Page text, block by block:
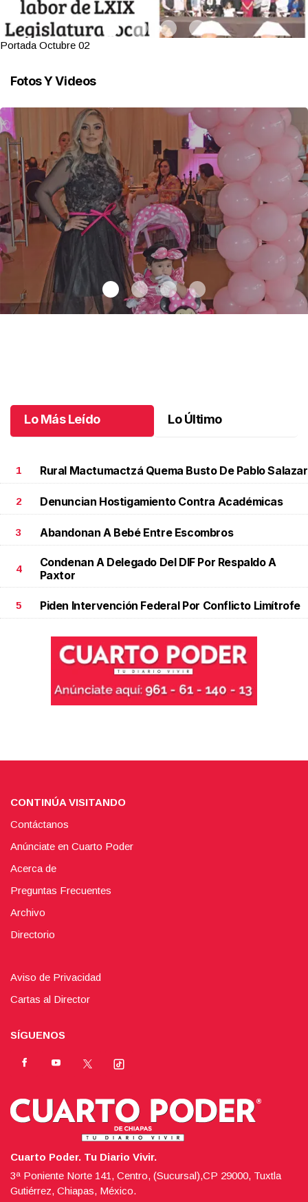
Portada Octubre 02
Fotos Y Videos
Lo Más Leído Lo Último
1 Rural Mactumactzá Quema Busto De Pablo Salazar
2 Denuncian Hostigamiento Contra Académicas
3 Abandonan A Bebé Entre Escombros
4
Condenan A Delegado Del DIF Por Respaldo A
Paxtor
5 Piden Intervención Federal Por Conflicto Limítrofe
CONTINÚA VISITANDO
Contáctanos
Anúnciate en Cuarto Poder
Acerca de
Preguntas Frecuentes
Archivo
Directorio
Aviso de Privacidad
Cartas al Director
SÍGUENOS
Cuarto Poder. Tu Diario Vivir.
3ª Poniente Norte 141, Centro, (Sucursal),CP 29000, Tuxtla
Gutiérrez, Chiapas, México.